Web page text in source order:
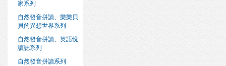
家系列
自然發音拼讀、樂樂貝
貝的異想世界系列
自然發音拼讀、英語悅
讀誌系列
自然發音拼讀系列